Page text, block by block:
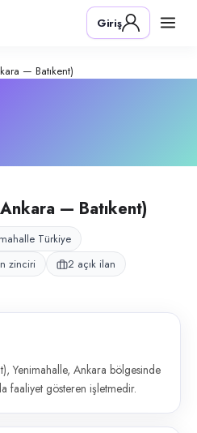
— Batıkent)–
Ankara bölgesinde
Giriş
— Batıkent)
— Batıkent)
Türkiye
zinciri
2 açık ilan
Yenimahalle, Ankara bölgesinde
faaliyet gösteren işletmedir.